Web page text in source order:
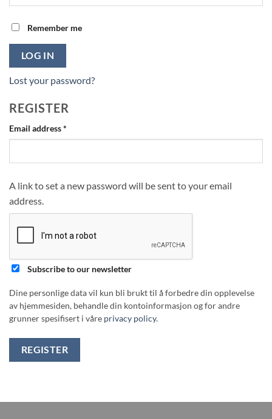
Remember me
LOG IN
Lost your password?
REGISTER
Email address*
A link to set a new password will be sent to your email
address.
Subscribe to our newsletter
Dine personlige data vil kun bli brukt til å forbedre din opplevelse
av hjemmesiden, behandle din kontoinformasjon og for andre
grunner spesifisert i våre privacy policy.
REGISTER